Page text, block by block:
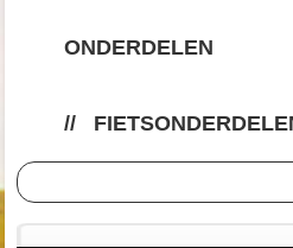
ONDERDELEN
//